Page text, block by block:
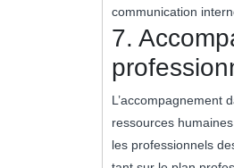
communication
7.
L’accompagnement
ressources
les professionnels